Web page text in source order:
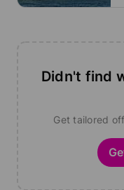
Didn't find
Get tailored